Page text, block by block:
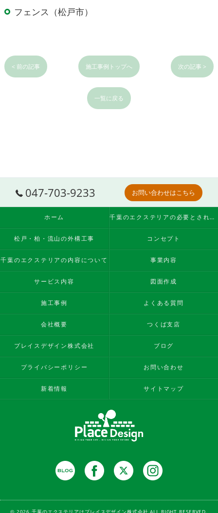
フェンス（松戸市）
< 前の記事 施工事例トップへ 次の記事 >
一覧に戻る
047-703-9233 お問い合わせはこちら
ホーム 千葉のエクステリアの必要とされる理由
松戸・柏・流山の外構工事 コンセプト
千葉のエクステリアの内容について 事業内容
サービス内容 図面作成
施工事例 よくある質問
会社概要 つくば支店
プレイスデザイン株式会社 ブログ
プライバシーポリシー お問い合わせ
新着情報 サイトマップ
© 2026 千葉のエクステリアはプレイスデザイン株式会社 ALL RIGHT RESERVED.